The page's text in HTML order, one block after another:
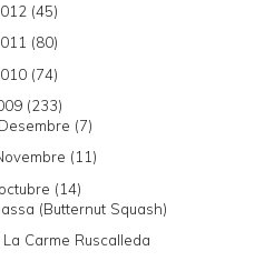
(45)
(80)
(74)
(233)
(7)
(11)
(14)
(butternut Squash)
Carme Ruscalleda